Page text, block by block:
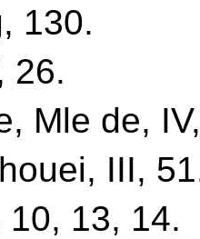
130.
26.
Mle de,
III,
10, 13, 14.